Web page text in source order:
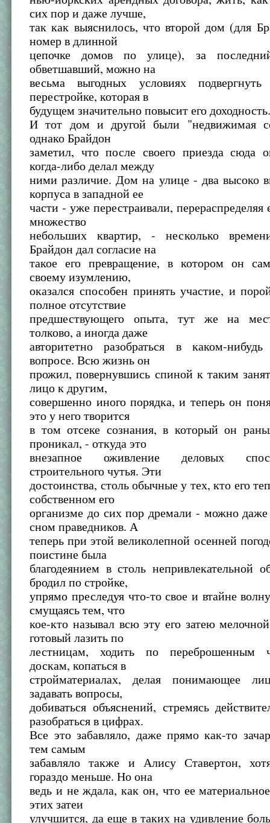
сих пор и даже лучше,
так как выяснилось, что второй дом (для
номер в длинной
цепочке домов по улице), за
обветшавший, можно на
весьма выгодных условиях подвергнуть
перестройке, которая в
будущем значительно повысит его
И тот дом и другой были "недвижимая
однако Брайдон
заметил, что после своего приезда сюда
когда-либо делал между
ними различие. Дом на улице - два высоко
корпуса в западной ее
части - уже перестраивали, перераспределяя
множество
небольших квартир, - несколько
Брайдон дал согласие на
такое его превращение, в котором он
своему изумлению,
оказался способен принять участие, и
полное отсутствие
предшествующего опыта, тут же на
толково, а иногда даже
авторитетно разобраться в каком-нибудь
вопросе. Всю жизнь он
прожил, повернувшись спиной к таким
лицо к другим,
совершенно иного порядка, и теперь он
это у него творится
в том отсеке сознания, в который он
проникал, - откуда это
внезапное оживление деловых
строительного чутья. Эти
достоинства, столь обычные у тех, кто его
собственном его
организме до сих пор дремали - можно даже
сном праведников. А
теперь при этой великолепной осенней
поистине была
благодеянием в столь непривлекательной
бродил по стройке,
упрямо преследуя что-то свое и втайне
смущаясь тем, что
кое-кто называл всю эту его затею
готовый лазить по
лестницам, ходить по переброшенным
доскам, копаться в
стройматериалах, делая понимающее
задавать вопросы,
добиваться объяснений, стремясь
разобраться в цифрах.
Все это забавляло, даже прямо как-то
тем самым
забавляло также и Алису Ставертон,
гораздо меньше. Но она
ведь и не ждала, как он, что ее
этих затеи
улучшится, да еще в таких на удивление